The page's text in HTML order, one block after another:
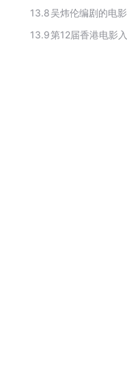
13.8吴炜伦编剧的电影
13.9